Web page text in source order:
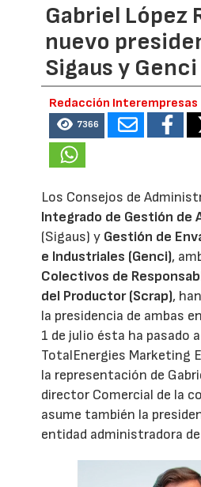
Gabriel López
nuevo
Sigaus y Genci
Redacción Interempresas
7366
Los Consejos de
Integrado de Gestión de
(Sigaus) y Gestión de
e Industriales (Genci),
Colectivos de
del Productor (Scrap),
la presidencia de ambas
1 de julio ésta ha pasado
TotalEnergies Marketing
la representación de
director Comercial de la
asume también la
entidad administradora